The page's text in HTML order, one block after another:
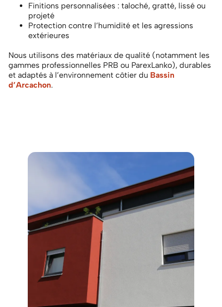
Finitions personnalisées : taloché, gratté, lissé ou
projeté
Protection contre l’humidité et les agressions
extérieures
Nous utilisons des matériaux de qualité (notamment les
gammes professionnelles PRB ou ParexLanko), durables
et adaptés à l’environnement côtier du Bassin
d’Arcachon.